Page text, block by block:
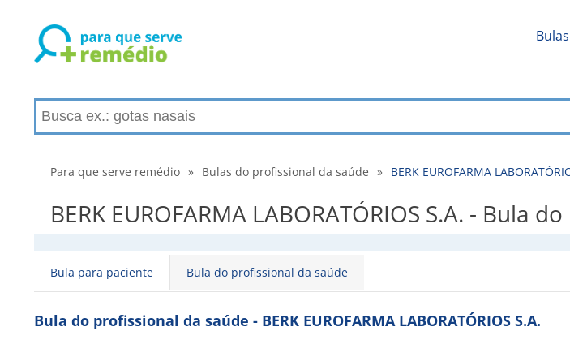
Para que serve remédio » Bulas do profissional da saúde » BERK EUROFARMA
BERK EUROFARMA LABORATÓRIOS S.A. - Bula
Bula para paciente Bula do profissional da saúde
Bula do profissional da saúde - BERK EUROFARMA LABORATÓRIOS S.A.